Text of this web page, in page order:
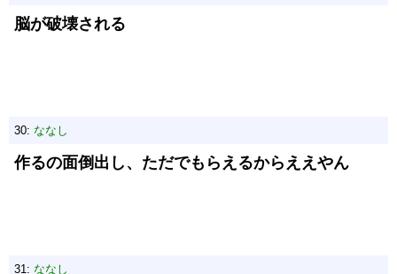
脳が破壊される
30: ななし
作るの面倒出し、ただでもらえるからええやん
31: ななし